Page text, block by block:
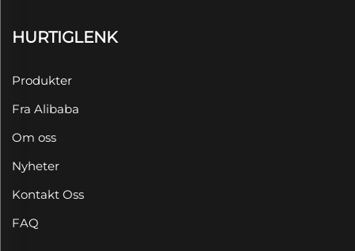
HURTIGLENK
Produkter
Fra Alibaba
Om oss
Nyheter
Kontakt Oss
FAQ